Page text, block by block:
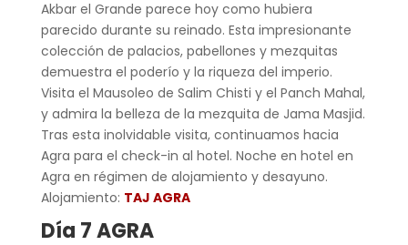
Akbar el Grande parece hoy como hubiera
parecido durante su reinado. Esta impresionante
colección de palacios, pabellones y mezquitas
demuestra el poderío y la riqueza del imperio.
Visita el Mausoleo de Salim Chisti y el Panch Mahal,
y admira la belleza de la mezquita de Jama Masjid.
Tras esta inolvidable visita, continuamos hacia
Agra para el check-in al hotel. Noche en hotel en
Agra en régimen de alojamiento y desayuno.
Alojamiento: TAJ AGRA
Día 7 AGRA